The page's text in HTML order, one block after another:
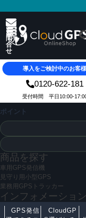
導入をご検討中のお客様
0120-622-181
受付時間 平日10:00-
ポイント
商品を探す
車用GPS発信機
見守り用小型GPS
業務用GPSトラッカー
インフォメーション
GPS発信
CloudGP